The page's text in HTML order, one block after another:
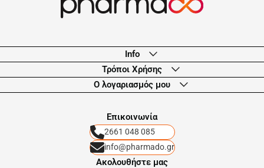
Info
Τρόποι Χρήσης
Ο λογαριασμός μου
Eπικοινωνία
2661 048 085
info@pharmado.gr
Ακολουθήστε μας